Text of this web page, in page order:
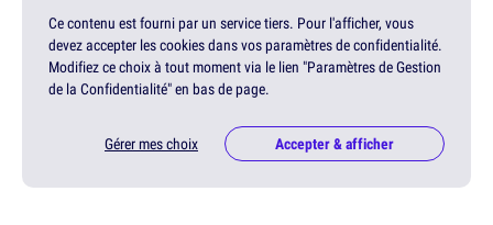
Ce contenu est fourni par un service tiers. Pour l'afficher, vous
devez accepter les cookies dans vos paramètres de confidentialité.
Modifiez ce choix à tout moment via le lien "Paramètres de Gestion
de la Confidentialité" en bas de page.
Gérer mes choix Accepter & afficher